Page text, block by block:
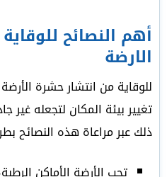
أهم النصائح
الارضة
للوقاية من انتشار حشرة
تغيير بيئة المكان لتجعله غير
ذلك عبر مراعاة هذه النصائح
تحب الأرضة الأماكن